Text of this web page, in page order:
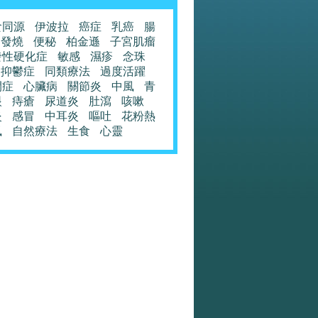
源 伊波拉 癌症 乳癌
腸
發燒
便秘 柏金遜
子宮肌瘤
硬化症
敏感 濕疹
念珠
抑鬱症
同類療法
過度活躍
心臟病 關節炎 中風
青
痔瘡 尿道炎 肚瀉
咳嗽
感冒 中耳炎 嘔吐
花粉熱
自然療法 生食 心靈